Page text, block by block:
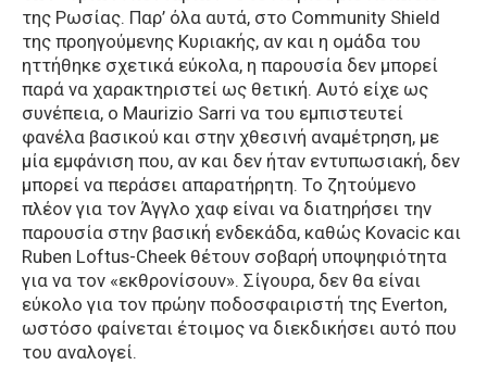
της Ρωσίας. Παρ’ όλα αυτά, στο Community Shield
της προηγούμενης Κυριακής, αν και η ομάδα του
ηττήθηκε σχετικά εύκολα, η παρουσία δεν μπορεί
παρά να χαρακτηριστεί ως θετική. Αυτό είχε ως
συνέπεια, ο Maurizio Sarri να του εμπιστευτεί
φανέλα βασικού και στην χθεσινή αναμέτρηση, με
μία εμφάνιση που, αν και δεν ήταν εντυπωσιακή, δεν
μπορεί να περάσει απαρατήρητη. Το ζητούμενο
πλέον για τον Άγγλο χαφ είναι να διατηρήσει την
παρουσία στην βασική ενδεκάδα, καθώς Kovacic και
Ruben Loftus-Cheek θέτουν σοβαρή υποψηφιότητα
για να τον «εκθρονίσουν». Σίγουρα, δεν θα είναι
εύκολο για τον πρώην ποδοσφαιριστή της Everton,
ωστόσο φαίνεται έτοιμος να διεκδικήσει αυτό που
του αναλογεί.